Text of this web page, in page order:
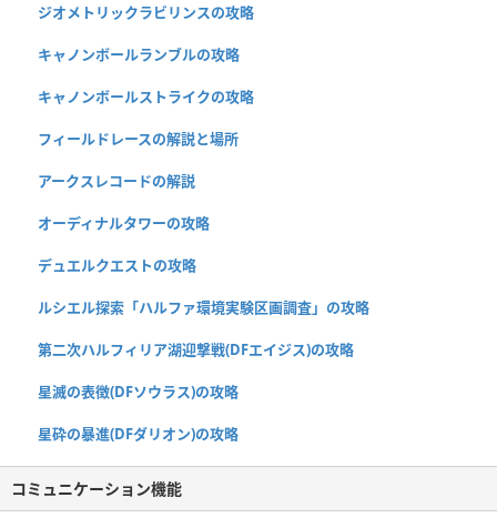
ジオメトリックラビリンスの攻略
キャノンボールランブルの攻略
キャノンボールストライクの攻略
フィールドレースの解説と場所
アークスレコードの解説
オーディナルタワーの攻略
デュエルクエストの攻略
ルシエル探索「ハルファ環境実験区画調査」の攻略
第二次ハルフィリア湖迎撃戦(DFエイジス)の攻略
星滅の表徴(DFソウラス)の攻略
星砕の暴進(DFダリオン)の攻略
コミュニケーション機能